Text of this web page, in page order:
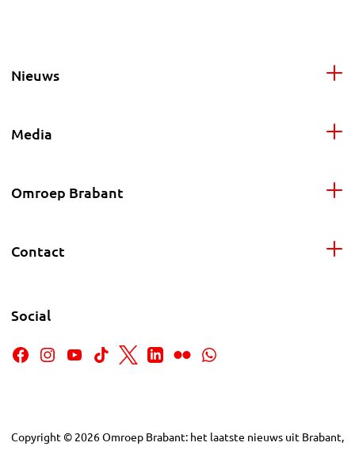
Nieuws
Media
Omroep Brabant
Contact
Social
Copyright © 2026Omroep Brabant: het laatste nieuws uit Brabant,